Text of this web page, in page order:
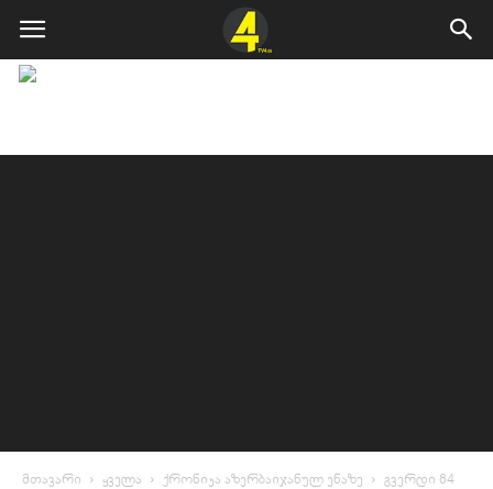
მთავარი ყველა ქრონიკა აზერბაიჯანულ ენაზე გვერდი 84